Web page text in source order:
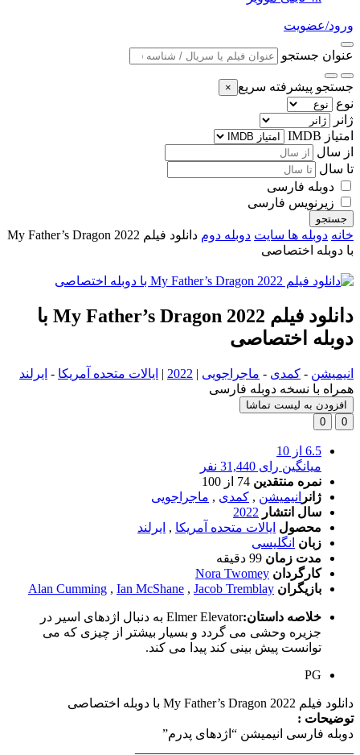
ورود/عضویت
عنوان جستجو
جستجو پیشرفته سریع ×
نوع
ژانر
امتیاز IMDB
از سال
تا سال
دوبله فارسی
زیرنویس فارسی
جستجو
خانه دوبله ها سایت دوبله دوم
دانلود فیلم My Father’s Dragon 2022
با دوبله اختصاصی
دانلود فیلم My Father’s Dragon 2022 با
دوبله اختصاصی
انیمیشن - کمدی - ماجراجویی |
2022
| ایالات متحده آمریکا - ایرلند
همراه با نسخه دوبله فارسی
افزودن به لیست تماشا
0
0
6.5 از 10
میانگین رای 31,440 نفر
نمره منتقدین 74 از 100
ژانر انیمیشن , کمدی , ماجراجویی
سال انتشار 2022
محصول ایالات متحده آمریکا , ایرلند
زبان انگلیسی
مدت زمان 99 دقیقه
کارگردان Nora Twomey
بازیگران
Alan Cumming , Ian McShane , Jacob Tremblay
خلاصه داستان:
Elmer Elevator به دنبال اژدهای اسیر در
جزیره وحشی می گردد و بسیار بیشتر از چیزی که می
توانست پیش بینی کند پیدا می کند.
PG
دانلود فیلم My Father’s Dragon 2022 با دوبله اختصاصی
توضیحات :
دوبله فارسی انیمیشن “اژدهای پدرم”